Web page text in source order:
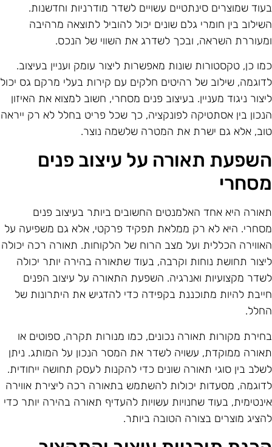
שמוצרים סינתטיים עשויים לשדר מודרניות וחדשנות.
בין חומרי גלם שונים יכול להוביל לתוצאה מרהיבה
השראה, ובכך לשדרג את השווי של הנכס.
כן, טקסטורות שונות מאפשרות ליצור עומק ועניין בעיצוב.
שילוב של רהיטים חלקים עם קירות בעלי מרקם גס יכול
ניגוד מעניין. בעיצוב פנים מסחרי, חשוב למצוא את האיזון
בין אסתטיקה לפונקציה, כך שכל פריט בחלל לא רק ייראה
אלא גם ישרת את המטרה שלשמה נוצר.
תאורה על עיצוב פנים
היא אחד האלמנטים החשובים ביותר בעיצוב פנים
היא לא רק ממלאת תפקיד פרקטי, אלא גם משפיעה על
הכללית ועל מצב הרוח של הלקוחות. תאורה רכה יכולה
תחושת נוחות וקרבה, בעוד שתאורה בהירה יותר יכולה
מקצועיות ואנרגיה. השפעת התאורה על עיצוב הפנים
להיות מתוכננת בקפידה כדי להדגיש את היתרונות של
מקורות תאורה נכונים, כמו מנורות תקרה, ספוטים או
ממוקדת, עשויה לשדר את המסר הנכון על המותג. ניתן
בין סוגי תאורה שונים כדי להקנות לעסק תחושה ייחודית.
מסעדות יכולות להשתמש בתאורה רכה ליצירת אווירה
בעוד שחנויות עשויות להעדיף תאורה בהירה יותר כדי
מוצרים בצורה הטובה ביותר.